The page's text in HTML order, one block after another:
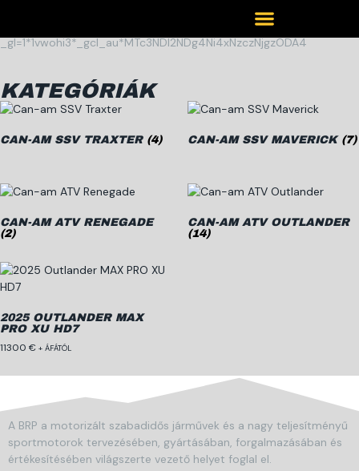
jetpower.wedocode.hu/storage/3864/ORV-MY25-ATV-Outlander-
MAX-PRO-XU-HD7-T-T-A4-V-SPEC-ENUK-HR.pdf?
_gl=1*1vwohi3*_gcl_au*MTc3NDI2NDg4Ni4xNzczNjgzODA4
KATEGÓRIÁK
CAN-AM SSV TRAXTER (4) CAN-AM SSV MAVERICK (7)
CAN-AM ATV RENEGADE
(2)
CAN-AM ATV OUTLANDER
(14)
2025 OUTLANDER MAX
PRO XU HD7
11300 € + ÁFÁTÓL
A BRP a motorizált szabadidős járművek és a nagy teljesítményű
sportmotorok tervezésében, gyártásában, forgalmazásában és
értékesítésében világszerte vezető helyet foglal el.